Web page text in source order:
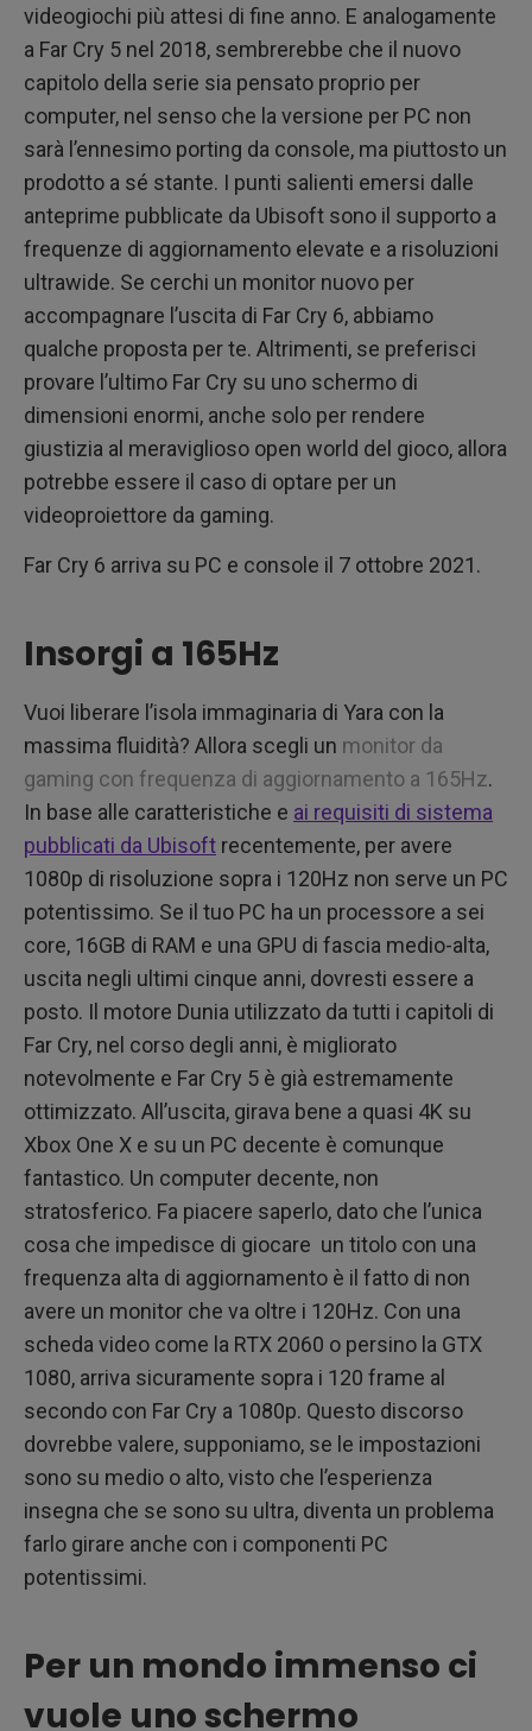
videogiochi più attesi di fine anno. E analogamente
a Far Cry 5 nel 2018, sembrerebbe che il nuovo
capitolo della serie sia pensato proprio per
computer, nel senso che la versione per PC non
sarà l’ennesimo porting da console, ma piuttosto un
prodotto a sé stante. I punti salienti emersi dalle
anteprime pubblicate da Ubisoft sono il supporto a
frequenze di aggiornamento elevate e a risoluzioni
ultrawide. Se cerchi un monitor nuovo per
accompagnare l’uscita di Far Cry 6, abbiamo
qualche proposta per te. Altrimenti, se preferisci
provare l’ultimo Far Cry su uno schermo di
dimensioni enormi, anche solo per rendere
giustizia al meraviglioso open world del gioco, allora
potrebbe essere il caso di optare per un
videoproiettore da gaming.
Far Cry 6 arriva su PC e console il 7 ottobre 2021.
Insorgi a 165Hz
Vuoi liberare l’isola immaginaria di Yara con la
massima fluidità? Allora scegli un monitor da
gaming con frequenza di aggiornamento a 165Hz.
In base alle caratteristiche e ai requisiti di sistema
pubblicati da Ubisoft recentemente, per avere
1080p di risoluzione sopra i 120Hz non serve un PC
potentissimo. Se il tuo PC ha un processore a sei
core, 16GB di RAM e una GPU di fascia medio-alta,
uscita negli ultimi cinque anni, dovresti essere a
posto. Il motore Dunia utilizzato da tutti i capitoli di
Far Cry, nel corso degli anni, è migliorato
notevolmente e Far Cry 5 è già estremamente
ottimizzato. All’uscita, girava bene a quasi 4K su
Xbox One X e su un PC decente è comunque
fantastico. Un computer decente, non
stratosferico. Fa piacere saperlo, dato che l’unica
cosa che impedisce di giocare un titolo con una
frequenza alta di aggiornamento è il fatto di non
avere un monitor che va oltre i 120Hz. Con una
scheda video come la RTX 2060 o persino la GTX
1080, arriva sicuramente sopra i 120 frame al
secondo con Far Cry a 1080p. Questo discorso
dovrebbe valere, supponiamo, se le impostazioni
sono su medio o alto, visto che l’esperienza
insegna che se sono su ultra, diventa un problema
farlo girare anche con i componenti PC
potentissimi.
Per un mondo immenso ci
vuole uno schermo